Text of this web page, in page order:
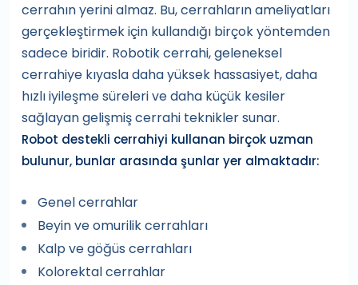
cerrahın yerini almaz. Bu, cerrahların ameliyatları
gerçekleştirmek için kullandığı birçok yöntemden
sadece biridir. Robotik cerrahi, geleneksel
cerrahiye kıyasla daha yüksek hassasiyet, daha
hızlı iyileşme süreleri ve daha küçük kesiler
sağlayan gelişmiş cerrahi teknikler sunar.
Robot destekli cerrahiyi kullanan birçok uzman
bulunur, bunlar arasında şunlar yer almaktadır:
Genel cerrahlar
Beyin ve omurilik cerrahları
Kalp ve göğüs cerrahları
Kolorektal cerrahlar